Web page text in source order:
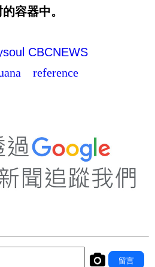
容器中。
CBCNEWS
reference